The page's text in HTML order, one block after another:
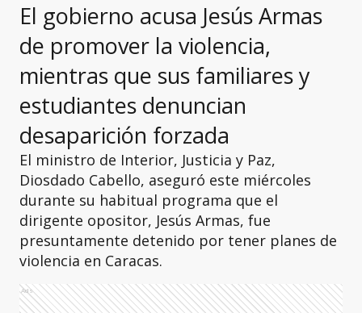
El gobierno acusa Jesús Armas
de promover la violencia,
mientras que sus familiares y
estudiantes denuncian
desaparición forzada
El ministro de Interior, Justicia y Paz,
Diosdado Cabello, aseguró este miércoles
durante su habitual programa que el
dirigente opositor, Jesús Armas, fue
presuntamente detenido por tener planes de
violencia en Caracas.
Ads